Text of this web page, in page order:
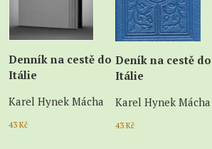
Denník na cestě do
Itálie
Karel Hynek Mácha
43 Kč
Deník na cestě do
Itálie
Karel Hynek Mácha
43 Kč